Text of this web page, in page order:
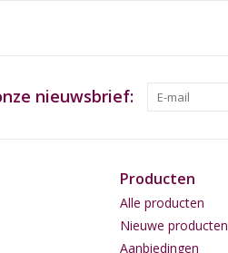
nieuwsbrief:
Producten
Alle producten
Nieuwe producten
Aanbiedingen